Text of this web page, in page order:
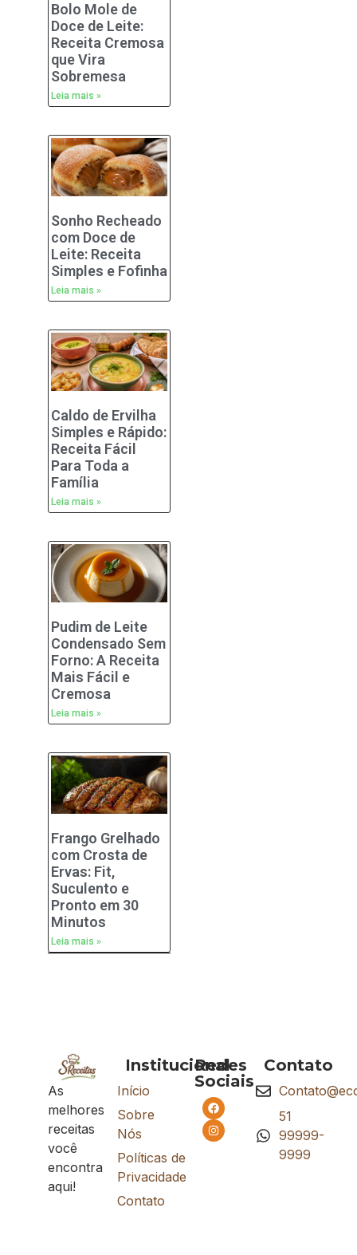
Bolo Mole de
Doce de Leite:
Receita Cremosa
que Vira
Sobremesa
Leia mais »
Sonho Recheado
com Doce de
Leite: Receita
Simples e Fofinha
Leia mais »
Caldo de Ervilha
Simples e Rápido:
Receita Fácil
Para Toda a
Família
Leia mais »
Pudim de Leite
Condensado Sem
Forno: A Receita
Mais Fácil e
Cremosa
Leia mais »
Frango Grelhado
com Crosta de
Ervas: Fit,
Suculento e
Pronto em 30
Minutos
Leia mais »
As
melhores
receitas
você
encontra
aqui!
Institucional
Início
Sobre
Nós
Políticas de
Privacidade
Contato
Redes
Sociais
Contato
51
99999-
9999